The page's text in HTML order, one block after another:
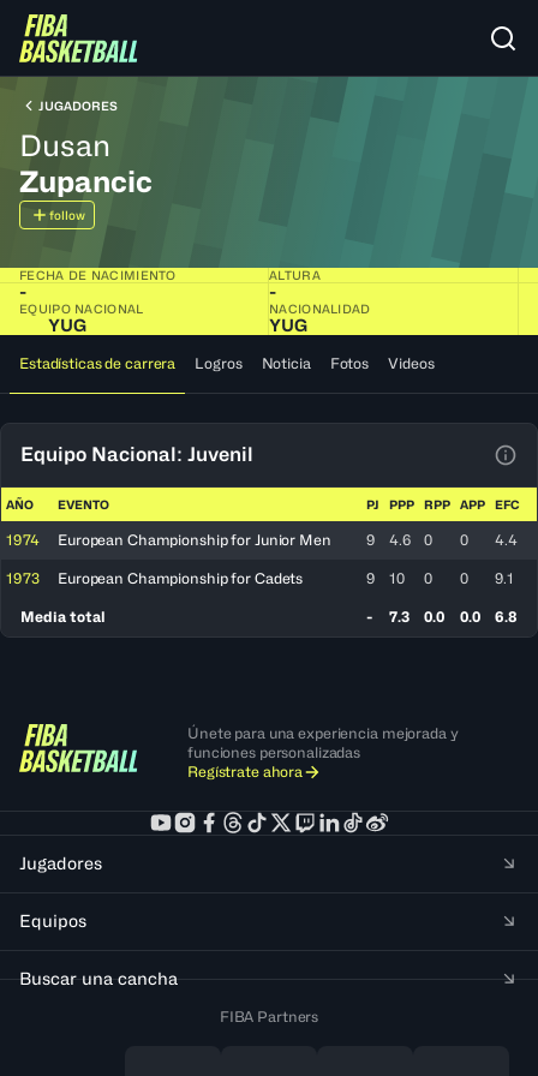
JUGADORES
Dusan
Zupancic
follow
FECHA DE NACIMIENTO
-
ALTURA
-
EQUIPO NACIONAL
YUG
NACIONALIDAD
YUG
Estadísticas de carrera Logros Noticia Fotos Videos
Equipo Nacional: Juvenil
AÑO EVENTO PJ PPP RPP APP EFC
1974 European Championship for Junior Men 9 4.6 0 0 4.4
1973 European Championship for Cadets 9 10 0 0 9.1
Media total - 7.3 0.0 0.0 6.8
Únete para una experiencia mejorada y
funciones personalizadas
Regístrate ahora
Jugadores
Equipos
Buscar una cancha
FIBA Partners